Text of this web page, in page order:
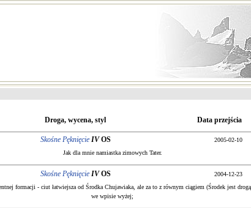
Droga, wycena, styl Data przejścia
Skośne Pęknięcie IV OS 2005-02-10
Jak dla mnie namiastka zimowych Tater.
Skośne Pęknięcie IV OS 2004-12-23
formacji - ciut łatwiejsza od Środka Chujawiaka, ale za to z równym ciągiem (Środek jest
we wpisie wyżej;